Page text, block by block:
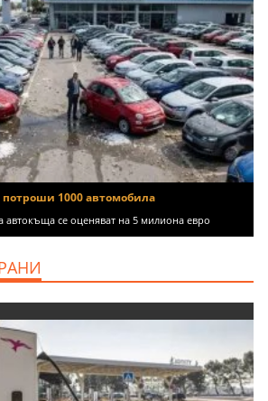
1000 автомобила
автокъща се оценяват на 5 милиона евро